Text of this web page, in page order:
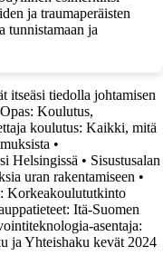
ja traumaperäisten
tunnistamaan ja
itseäsi tiedolla johtamisen
Koulutus,
koulutus: Kaikki, mitä
•
Helsingissä • Sisustusalan
uran rakentamiseen •
Korkeakoulututkinto
Itä-Suomen
asentaja:
ja Yhteishaku kevät 2024